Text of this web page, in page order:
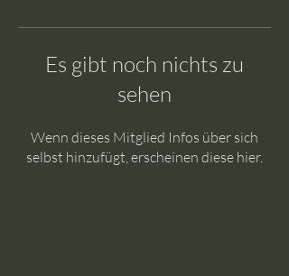
Es gibt noch nichts zu
sehen
Wenn dieses Mitglied Infos über sich
selbst hinzufügt, erscheinen diese hier.